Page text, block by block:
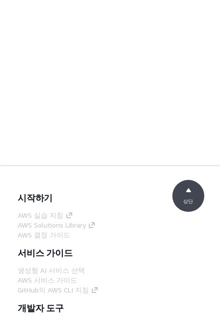
시작하기
AWS 실습 지침
AWS Solutions Library
AWS 결정 가이드
서비스 가이드
생성형 AI 서비스 선택
AWS 서비스 가이드
GitHub의 AWS CLI 지침
개발자 도구
상단